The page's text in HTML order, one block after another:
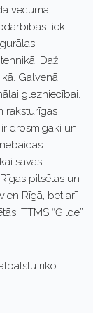
vecuma,
tiek
Daži
Galvenā
glezniecībai.
raksturīgas
drosmīgāki un
savas
pilsētas un
Rīgā, bet arī
TTMS “Ģilde”
rīko